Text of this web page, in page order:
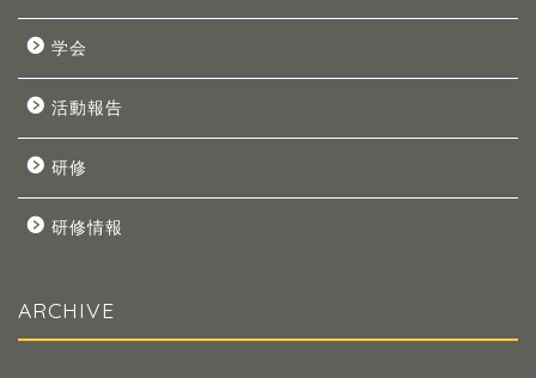
学会
活動報告
研修
研修情報
ARCHIVE